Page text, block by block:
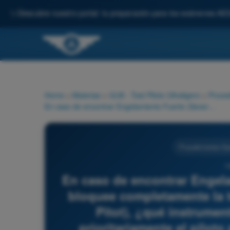
Descubre nuestro portal: tu preparación para los exámenes
Home Materias ULM - Test Piloto Ultraligero
En caso de encontrar
bloquee completamente
Pitot), ¿qué